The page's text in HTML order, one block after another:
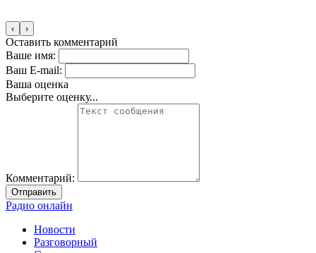
‹ ›
Оставить комментарий
Ваше имя:
Ваш E-mail:
Ваша оценка
Выберите оценку...
Комментарий:
Отправить
Радио онлайн
Новости
Разговорный